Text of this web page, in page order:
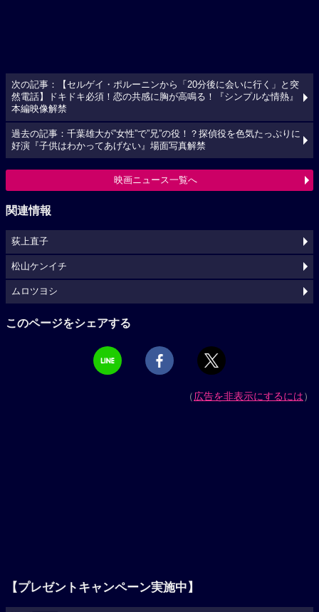
次の記事：【セルゲイ・ポルーニンから「20分後に会いに行く」と突
然電話】ドキドキ必須！恋の共感に胸が高鳴る！『シンプルな情熱』
本編映像解禁
過去の記事：千葉雄大が”女性”で”兄”の役！？探偵役を色気たっぷりに
好演『子供はわかってあげない』場面写真解禁
映画ニュース一覧へ
関連情報
荻上直子
松山ケンイチ
ムロツヨシ
このページをシェアする
（広告を非表示にするには）
【プレゼントキャンペーン実施中】